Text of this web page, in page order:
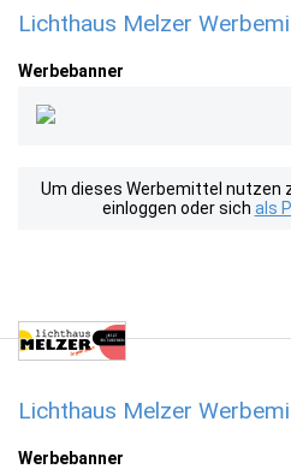
Lichthaus Melzer
Werbebanner
Um dieses Werbemittel nutzen
einloggen oder sich als
Lichthaus Melzer
Werbebanner